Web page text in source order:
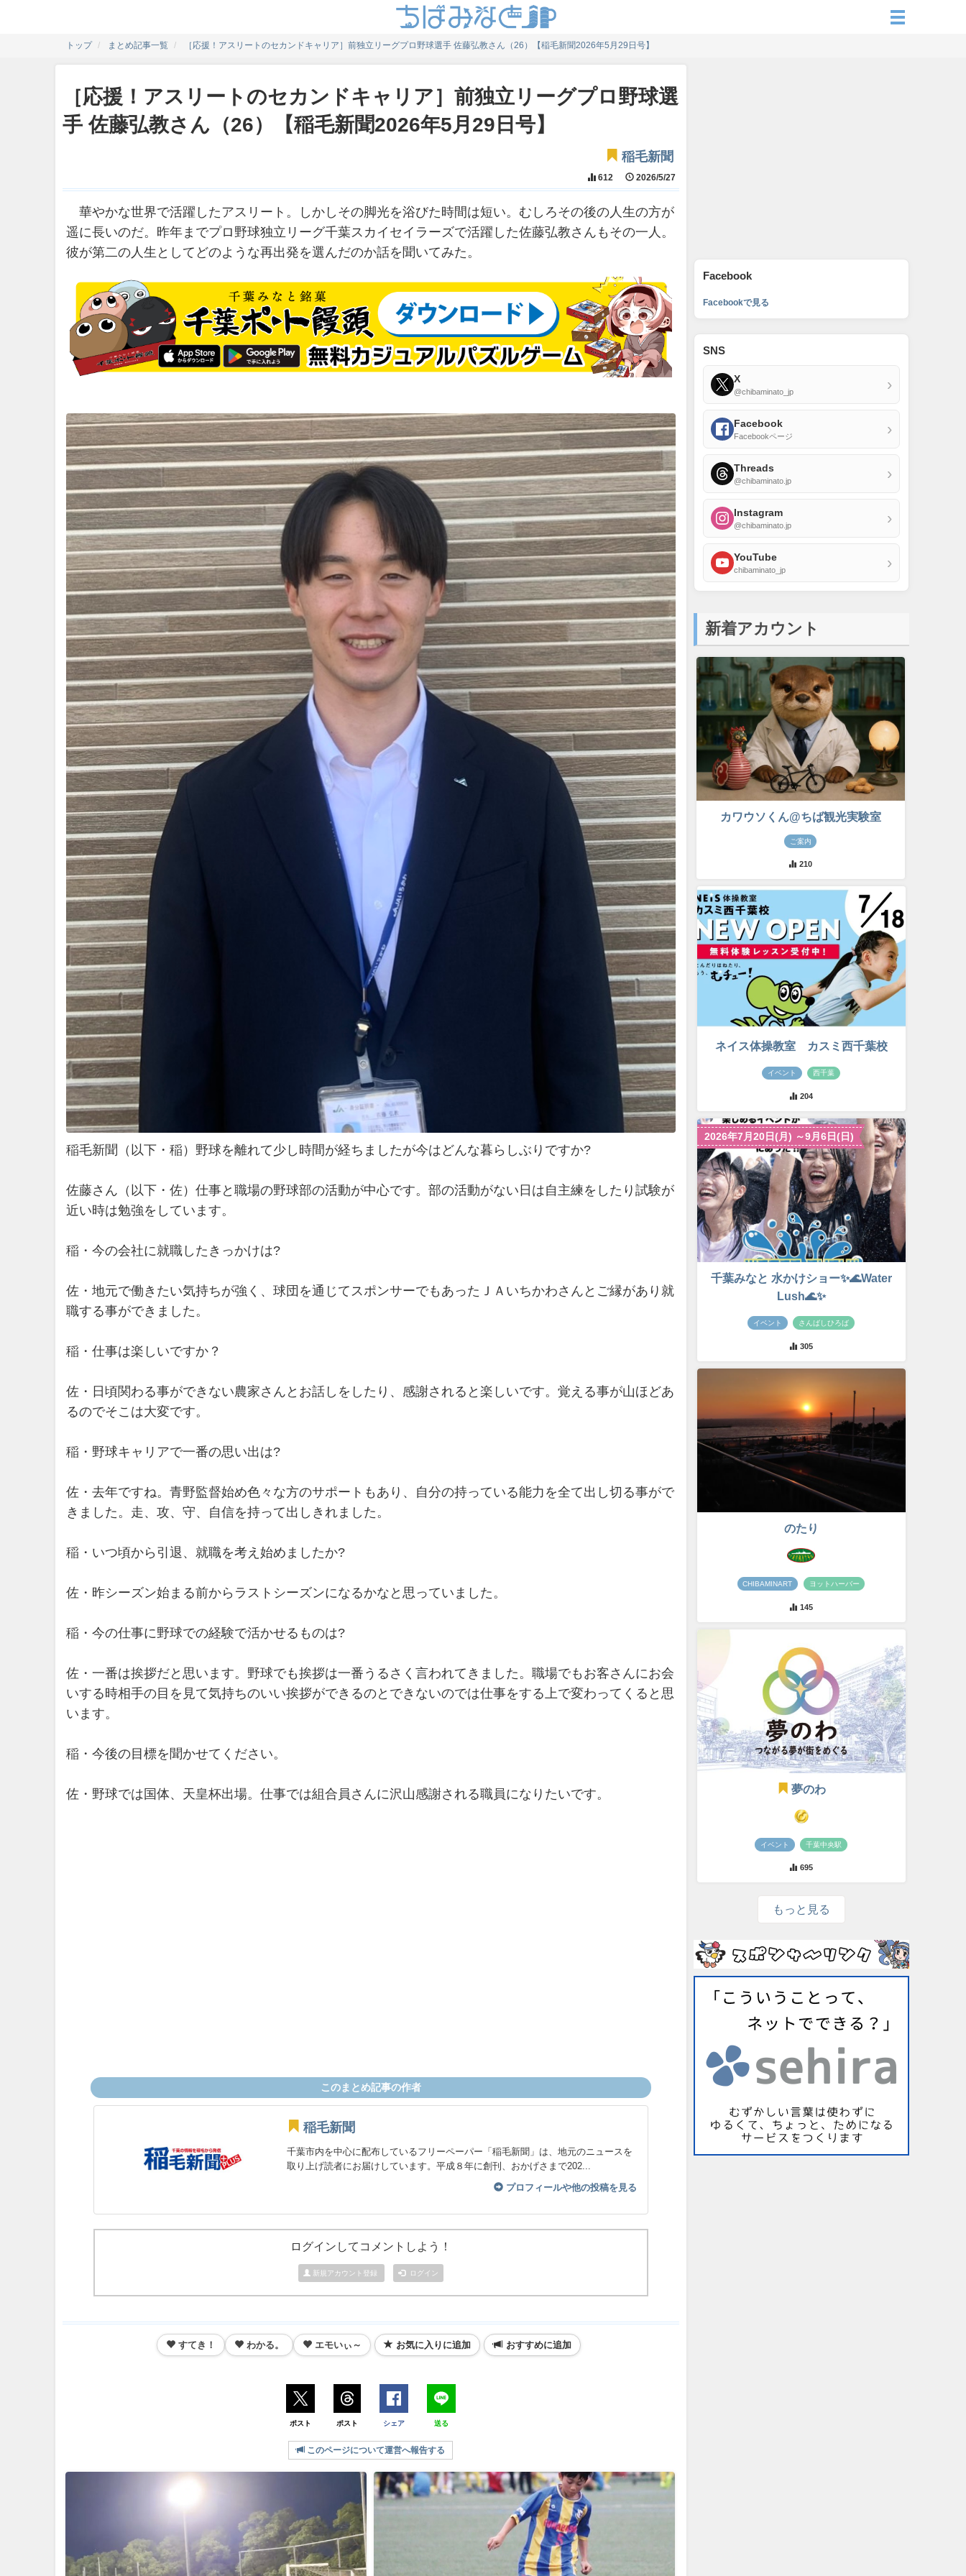
トップ まとめ記事一覧 ［応援！アスリートのセカンドキャリア］前独立リーグプロ野球選手 佐藤弘教さん（26）【稲毛新聞2026年5月29日号】
［応援！アスリートのセカンドキャリア］前独立リーグプロ野球選
手 佐藤弘教さん（26）【稲毛新聞2026年5月29日号】
稲毛新聞
612 2026/5/27
華やかな世界で活躍したアスリート。しかしその脚光を浴びた時間は短い。むしろその後の人生の方が
遥に長いのだ。昨年までプロ野球独立リーグ千葉スカイセイラーズで活躍した佐藤弘教さんもその一人。
彼が第二の人生としてどのような再出発を選んだのか話を聞いてみた。
稲毛新聞（以下・稲）野球を離れて少し時間が経ちましたが今はどんな暮らしぶりですか?
佐藤さん（以下・佐）仕事と職場の野球部の活動が中心です。部の活動がない日は自主練をしたり試験が
近い時は勉強をしています。
稲・今の会社に就職したきっかけは?
佐・地元で働きたい気持ちが強く、球団を通じてスポンサーでもあったＪＡいちかわさんとご縁があり就
職する事ができました。
稲・仕事は楽しいですか？
佐・日頃関わる事ができない農家さんとお話しをしたり、感謝されると楽しいです。覚える事が山ほどあ
るのでそこは大変です。
稲・野球キャリアで一番の思い出は?
佐・去年ですね。青野監督始め色々な方のサポートもあり、自分の持っている能力を全て出し切る事がで
きました。走、攻、守、自信を持って出しきれました。
稲・いつ頃から引退、就職を考え始めましたか?
佐・昨シーズン始まる前からラストシーズンになるかなと思っていました。
稲・今の仕事に野球での経験で活かせるものは?
佐・一番は挨拶だと思います。野球でも挨拶は一番うるさく言われてきました。職場でもお客さんにお会
いする時相手の目を見て気持ちのいい挨拶ができるのとできないのでは仕事をする上で変わってくると思
います。
稲・今後の目標を聞かせてください。
佐・野球では国体、天皇杯出場。仕事では組合員さんに沢山感謝される職員になりたいです。
このまとめ記事の作者
稲毛新聞
千葉市内を中心に配布しているフリーペーパー「稲毛新聞」は、地元のニュースを
取り上げ読者にお届けしています。平成８年に創刊、おかげさまで202...
プロフィールや他の投稿を見る
ログインしてコメントしよう！
新規アカウント登録 ログイン
すてき！ わかる。 エモいぃ～ お気に入りに追加 おすすめに追加
ポスト ポスト シェア 送る
このページについて運営へ報告する
Facebook
Facebookで見る
SNS
X
@chibaminato_jp ›
Facebook
Facebookページ ›
Threads
@chibaminato.jp ›
Instagram
@chibaminato.jp ›
YouTube
chibaminato_jp ›
新着アカウント
カワウソくん@ちば観光実験室
ご案内
210
ネイス体操教室 カスミ西千葉校
イベント 西千葉
204
2026年7月20日(月) ～9月6日(日)
千葉みなと 水かけショー✨🌊Water
Lush🌊✨
イベント さんばしひろば
305
のたり
CHIBAMINART ヨットハーバー
145
夢のわ
イベント 千葉中央駅
695
もっと見る